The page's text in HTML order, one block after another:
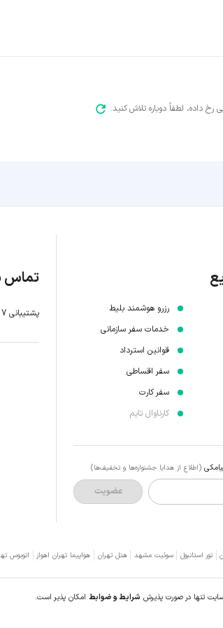
رخ داده، لطفاً دوباره تلاش کنید.
رزرو هوشمند بلیط
خدمات سفر سازمانی
قوانین استرداد
سفر اقساطی
سفر کارت
کارناوال تایم
(اطلاع از هدایا جشنواره‌ها و تخفیف‌ها)
عضویت
تماس
پشتیبانی 7 صبح تا 1 بامداد:
تور استانبول سوئیت مشهد هتل تهران هواپیما تهران اهواز اتوبوس
تنها در صورت پذیرش شرایط و ضوابط امکان پذیر است.